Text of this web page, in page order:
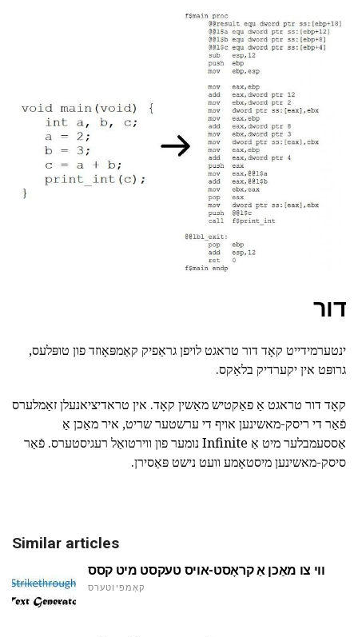
דור
ינטערמידייט קאָד דור טראגט לויפן גראַפיק קאַמפּאָוזד פון טופּלעס,
גרופּט אין יקערדיק בלאַקס.
קאָד דור טראגט אַ פאַקטיש מאַשין קאָד. אין טראדיציאנעלן זאַמלערס
פֿאַר די ריסק-מאשינען אויף די ערשטער שריט, איר מאַכן אַ
אַססעמבלער מיט אַ Infinite נומער פון ווירטואַל רעגיסטערס. פֿאַר
סיסק-מאשינען מיסטאָמע וועט נישט פּאַסירן.
Similar articles
ווי צו מאַכן אַ קראָסט-אויס טעקסט מיט קסס
קאָמפּיוטערס